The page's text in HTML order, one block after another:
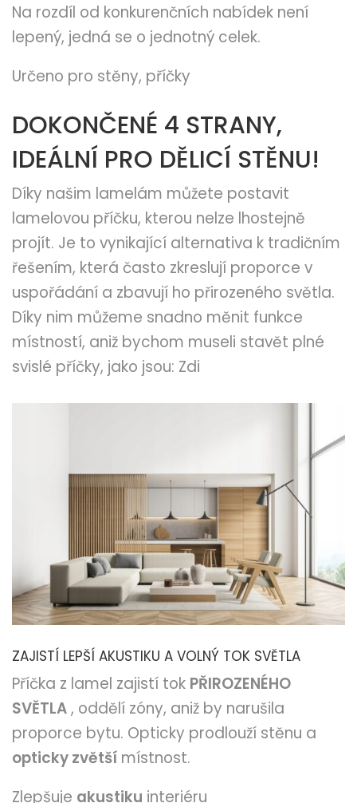
Na rozdíl od konkurenčních nabídek není
lepený, jedná se o jednotný celek.
Určeno pro stěny, příčky
DOKONČENÉ 4 STRANY,
IDEÁLNÍ PRO DĚLICÍ STĚNU!
Díky našim lamelám můžete postavit
lamelovou příčku, kterou nelze lhostejně
projít. Je to vynikající alternativa k tradičním
řešením, která často zkreslují proporce v
uspořádání a zbavují ho přirozeného světla.
Díky nim můžeme snadno měnit funkce
místností, aniž bychom museli stavět plné
svislé příčky, jako jsou: Zdi
ZAJISTÍ LEPŠÍ AKUSTIKU A VOLNÝ TOK SVĚTLA
Příčka z lamel zajistí tok PŘIROZENÉHO
SVĚTLA, oddělí zóny, aniž by narušila
proporce bytu. Opticky prodlouží stěnu a
opticky zvětší místnost.
Zlepšuje akustiku interiéru